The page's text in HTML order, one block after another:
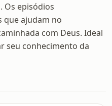
Os episódios
que ajudam no
com Deus. Ideal
seu conhecimento da